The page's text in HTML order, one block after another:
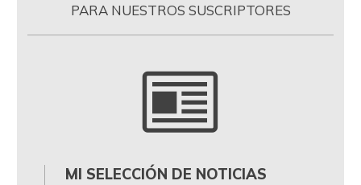
PARA NUESTROS SUSCRIPTORES
MI SELECCIÓN DE NOTICIAS